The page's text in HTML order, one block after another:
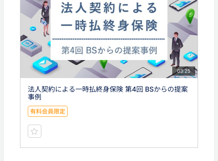
03:25
法人契約による一時払終身保険 第4回 BSからの提案
事例
有料会員限定